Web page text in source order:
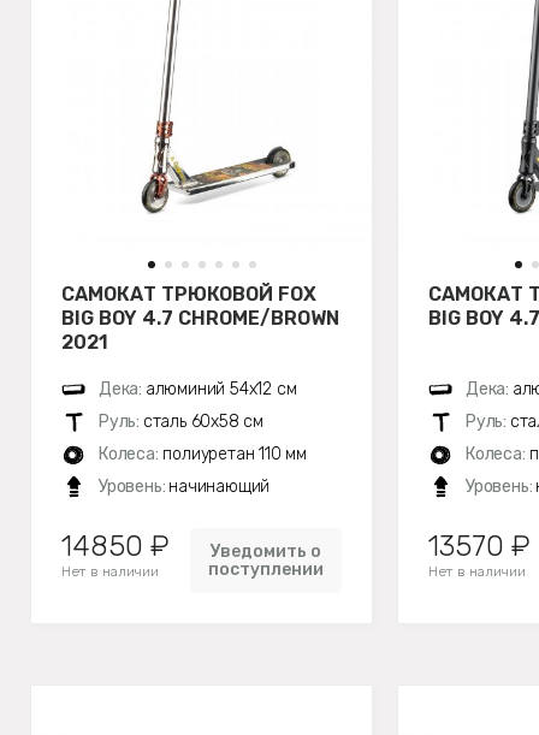
САМОКАТ ТРЮКОВОЙ FOX
BIG BOY 4.7 CHROME/BROWN
2021
Дека: алюминий 54х12 см
Руль: сталь 60х58 см
Колеса: полиуретан 110 мм
Уровень: начинающий
14850 ₽
Нет в наличии
Уведомить о
поступлении
САМОКАТ
BIG BOY
Дека:
Руль:
Колеса:
Уровень:
13570 ₽
Нет в наличии